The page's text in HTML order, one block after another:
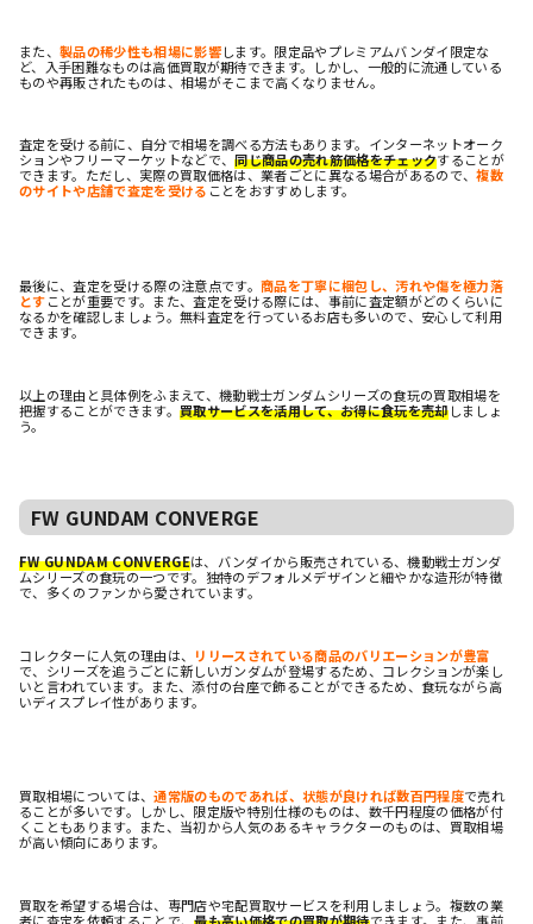
また、製品の稀少性も相場に影響します。限定品やプレミアムバンダイ限定な
ど、入手困難なものは高価買取が期待できます。しかし、一般的に流通している
ものや再販されたものは、相場がそこまで高くなりません。
査定を受ける前に、自分で相場を調べる方法もあります。インターネットオーク
ションやフリーマーケットなどで、同じ商品の売れ筋価格をチェックすることが
できます。ただし、実際の買取価格は、業者ごとに異なる場合があるので、複数
のサイトや店舗で査定を受ける ことをおすすめします。
最後に、査定を受ける際の注意点です。商品を丁寧に梱包し、汚れや傷を極力落
とすことが重要です。また、査定を受ける際には、事前に査定額がどのくらいに
なるかを確認しましょう。無料査定を行っているお店も多いので、安心して利用
できます。
以上の理由と具体例をふまえて、機動戦士ガンダムシリーズの食玩の買取相場を
把握することができます。買取サービスを活用して、お得に食玩を売却しましょ
う。
FW GUNDAM CONVERGE
FW GUNDAM CONVERGEは、バンダイから販売されている、機動戦士ガンダ
ムシリーズの食玩の一つです。独特のデフォルメデザインと細やかな造形が特徴
で、多くのファンから愛されています。
コレクターに人気の理由は、
リリースされている商品のバリエーションが豊富
で、シリーズを追うごとに新しいガンダムが登場するため、コレクションが楽し
いと言われています。また、添付の台座で飾ることができるため、食玩ながら高
いディスプレイ性があります。
買取相場については、通常版のものであれば、状態が良ければ数百円程度で売れ
ることが多いです。しかし、限定版や特別仕様のものは、数千円程度の価格が付
くこともあります。また、当初から人気のあるキャラクターのものは、買取相場
が高い傾向にあります。
買取を希望する場合は、専門店や宅配買取サービスを利用しましょう。複数の業